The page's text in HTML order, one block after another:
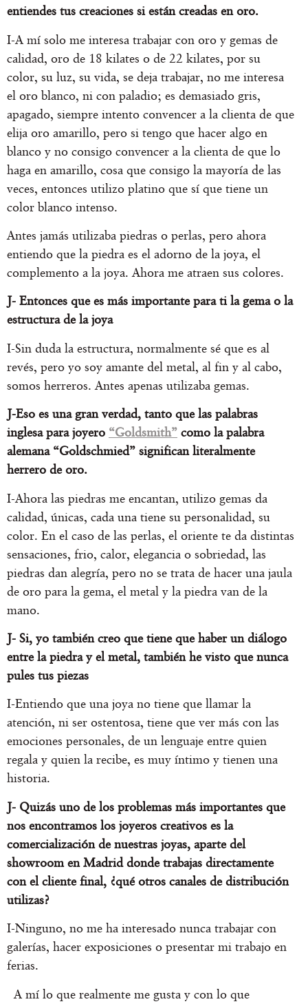
entiendes tus creaciones si están creadas en oro.
I-A mí solo me interesa trabajar con oro y gemas de
calidad, oro de 18 kilates o de 22 kilates, por su
color, su luz, su vida, se deja trabajar, no me interesa
el oro blanco, ni con paladio; es demasiado gris,
apagado, siempre intento convencer a la clienta de que
elija oro amarillo, pero si tengo que hacer algo en
blanco y no consigo convencer a la clienta de que lo
haga en amarillo, cosa que consigo la mayoría de las
veces, entonces utilizo platino que sí que tiene un
color blanco intenso.
Antes jamás utilizaba piedras o perlas, pero ahora
entiendo que la piedra es el adorno de la joya, el
complemento a la joya. Ahora me atraen sus colores.
J- Entonces que es más importante para ti la gema o la
estructura de la joya
I-Sin duda la estructura, normalmente sé que es al
revés, pero yo soy amante del metal, al fin y al cabo,
somos herreros. Antes apenas utilizaba gemas.
J-Eso es una gran verdad, tanto que las palabras
inglesa para joyero “Goldsmith” como la palabra
alemana “Goldschmied” significan literalmente
herrero de oro.
I-Ahora las piedras me encantan, utilizo gemas da
calidad, únicas, cada una tiene su personalidad, su
color. En el caso de las perlas, el oriente te da distintas
sensaciones, frio, calor, elegancia o sobriedad, las
piedras dan alegría, pero no se trata de hacer una jaula
de oro para la gema, el metal y la piedra van de la
mano.
J- Si, yo también creo que tiene que haber un diálogo
entre la piedra y el metal, también he visto que nunca
pules tus piezas
I-Entiendo que una joya no tiene que llamar la
atención, ni ser ostentosa, tiene que ver más con las
emociones personales, de un lenguaje entre quien
regala y quien la recibe, es muy íntimo y tienen una
historia.
J- Quizás uno de los problemas más importantes que
nos encontramos los joyeros creativos es la
comercialización de nuestras joyas, aparte del
showroom en Madrid donde trabajas directamente
con el cliente final, ¿qué otros canales de distribución
utilizas?
I-Ninguno, no me ha interesado nunca trabajar con
galerías, hacer exposiciones o presentar mi trabajo en
ferias.
A mí lo que realmente me gusta y con lo que